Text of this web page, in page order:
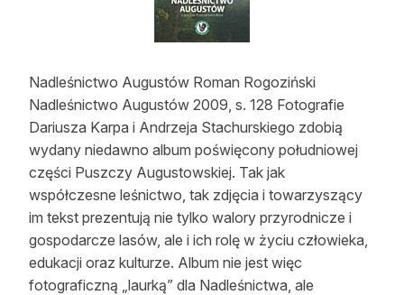
Z zagranicy
Edukacja
Lasy prywatne
O nas
100 lat „Lasu Polskiego”
Nadleśnictwo Augustów Roman Rogoziński
Nadleśnictwo Augustów 2009, s. 128 Fotografie
Dariusza Karpa i Andrzeja Stachurskiego zdobią
wydany niedawno album poświęcony południowej
części Puszczy Augustowskiej. Tak jak
współczesne leśnictwo, tak zdjęcia i towarzyszący
im tekst prezentują nie tylko walory przyrodnicze i
gospodarcze lasów, ale i ich rolę w życiu człowieka,
edukacji oraz kulturze. Album nie jest więc
fotograficzną „laurką” dla Nadleśnictwa, ale